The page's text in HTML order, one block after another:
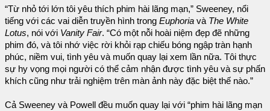
“Từ nhỏ tới lớn tôi yêu thích phim hài lãng mạn,” Sweeney, nổi
tiếng với các vai diễn truyền hình trong Euphoria và The White
Lotus, nói với Vanity Fair. “Có một nỗi hoài niệm đẹp đẽ những
phim đó, và tôi nhớ việc rời khỏi rạp chiếu bóng ngập tràn hạnh
phúc, niềm vui, tình yêu và muốn quay lại xem lần nữa. Tôi thực
sự hy vọng mọi người có thể cảm nhận được tình yêu và sự phấn
khích cũng như trải nghiệm trên màn ảnh này đặc biệt thế nào.”
Cả Sweeney và Powell đều muốn quay lại với “phim hài lãng mạn